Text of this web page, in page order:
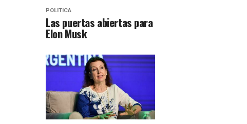
POLITICA
Las puertas abiertas para
Elon Musk